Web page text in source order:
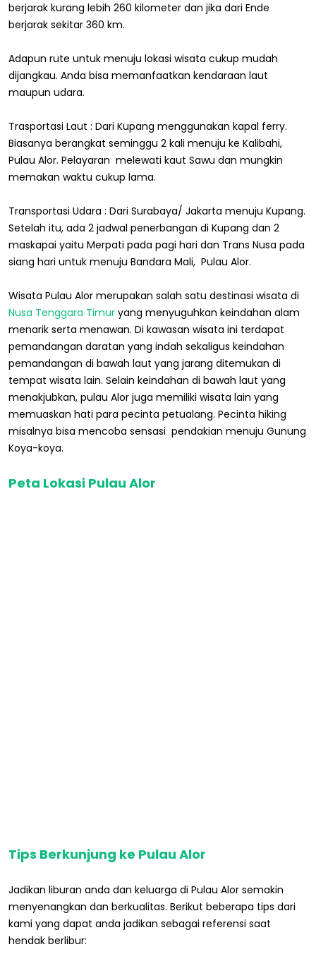
berjarak kurang lebih 260 kilometer dan jika dari Ende
berjarak sekitar 360 km.
Adapun rute untuk menuju lokasi wisata cukup mudah
dijangkau. Anda bisa memanfaatkan kendaraan laut
maupun udara.
Trasportasi Laut : Dari Kupang menggunakan kapal ferry.
Biasanya berangkat seminggu 2 kali menuju ke Kalibahi,
Pulau Alor. Pelayaran melewati kaut Sawu dan mungkin
memakan waktu cukup lama.
Transportasi Udara : Dari Surabaya/ Jakarta menuju Kupang.
Setelah itu, ada 2 jadwal penerbangan di Kupang dan 2
maskapai yaitu Merpati pada pagi hari dan Trans Nusa pada
siang hari untuk menuju Bandara Mali, Pulau Alor.
Wisata Pulau Alor merupakan salah satu destinasi wisata di
Nusa Tenggara Timur yang menyuguhkan keindahan alam
menarik serta menawan. Di kawasan wisata ini terdapat
pemandangan daratan yang indah sekaligus keindahan
pemandangan di bawah laut yang jarang ditemukan di
tempat wisata lain. Selain keindahan di bawah laut yang
menakjubkan, pulau Alor juga memiliki wisata lain yang
memuaskan hati para pecinta petualang. Pecinta hiking
misalnya bisa mencoba sensasi pendakian menuju Gunung
Koya-koya.
Peta Lokasi Pulau Alor
Tips Berkunjung ke Pulau Alor
Jadikan liburan anda dan keluarga di Pulau Alor semakin
menyenangkan dan berkualitas. Berikut beberapa tips dari
kami yang dapat anda jadikan sebagai referensi saat
hendak berlibur: